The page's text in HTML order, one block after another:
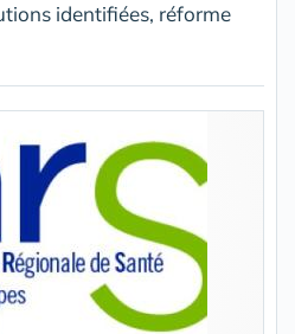
identifiées, réforme